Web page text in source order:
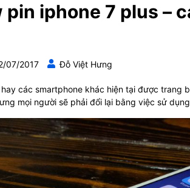
pin iphone 7 plus –
07/2017 Đỗ Việt Hưng
hay các smartphone khác hiện tại được
mọi người sẽ phải đổi lại bằng việc sử